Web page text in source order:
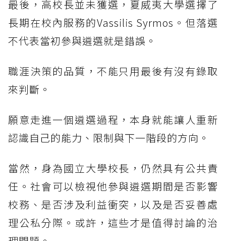
最後，高校長並未獲選，夏威夷大學選擇了
長期在校內服務的Vassilis Syrmos。但落選
不代表當初參與遴選就是錯誤。
職涯決策的品質，不能只用最後有沒有錄取
來判斷。
願意走進一個遴選過程，本身就能讓人重新
認識自己的能力、限制與下一階段的方向。
當然，身為國立大學校長，仍然具有公共責
任。社會可以檢視他參與遴選期間是否影響
校務、是否涉及利益衝突，以及是否妥善處
理公私分際。或許，這些才是值得討論的治